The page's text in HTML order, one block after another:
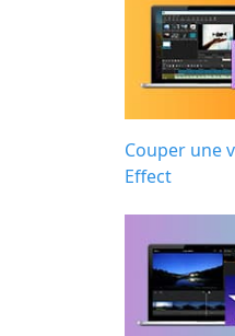
Couper une
Effect